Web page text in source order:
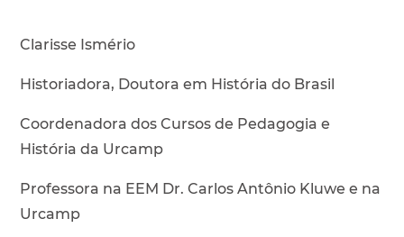
Clarisse Ismério
Historiadora, Doutora em História do Brasil
Coordenadora dos Cursos de Pedagogia e
História da Urcamp
Professora na EEM Dr. Carlos Antônio Kluwe e na
Urcamp